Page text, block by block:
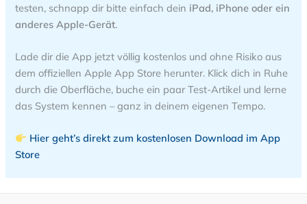
testen, schnapp dir bitte einfach dein iPad, iPhone oder ein
anderes Apple-Gerät.
Lade dir die App jetzt völlig kostenlos und ohne Risiko aus
dem offiziellen Apple App Store herunter. Klick dich in Ruhe
durch die Oberfläche, buche ein paar Test-Artikel und lerne
das System kennen – ganz in deinem eigenen Tempo.
Hier geht’s direkt zum kostenlosen Download im App
Store